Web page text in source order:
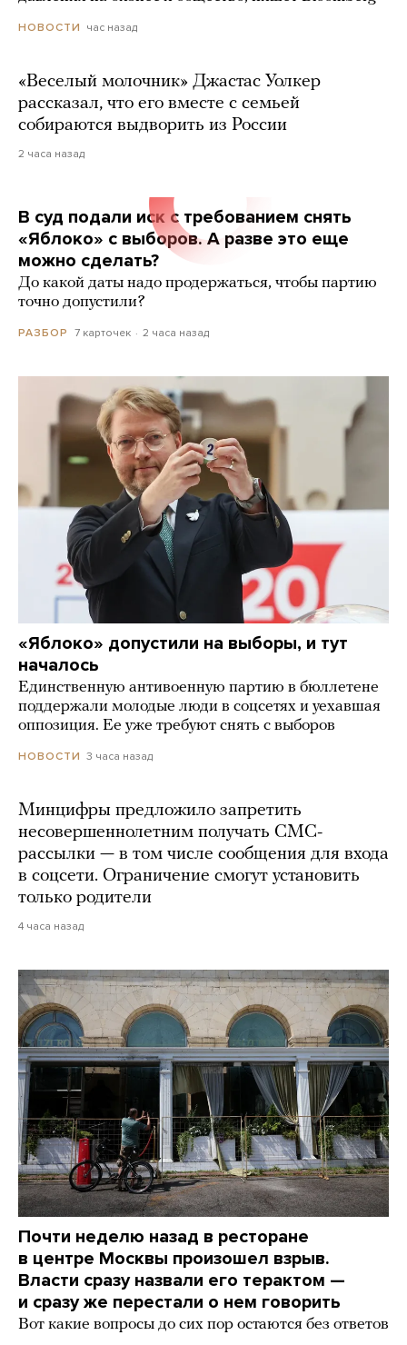
НОВОСТИ час назад
«Веселый молочник» Джастас Уолкер
рассказал, что его вместе с семьей
собираются выдворить из России
2 часа назад
В суд подали иск с требованием снять
«Яблоко» с выборов. А разве это еще
можно сделать?
До какой даты надо продержаться, чтобы партию
точно допустили?
РАЗБОР 7 карточек 2 часа назад
«Яблоко» допустили на выборы, и тут
началось
Единственную антивоенную партию в бюллетене
поддержали молодые люди в соцсетях и уехавшая
оппозиция. Ее уже требуют снять с выборов
НОВОСТИ 3 часа назад
Минцифры предложило запретить
несовершеннолетним получать СМС-
рассылки — в том числе сообщения для входа
в соцсети. Ограничение смогут установить
только родители
4 часа назад
Почти неделю назад в ресторане
в центре Москвы произошел взрыв.
Власти сразу назвали его терактом —
и сразу же перестали о нем говорить
Вот какие вопросы до сих пор остаются без ответов